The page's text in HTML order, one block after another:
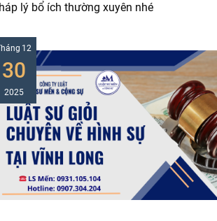
lý bổ ích thường xuyên nhé
12
30
2025